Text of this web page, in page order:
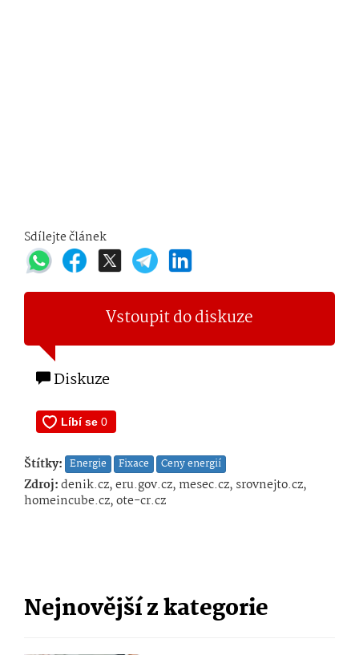
Sdílejte článek
Vstoupit do diskuze
Diskuze
Štítky: Energie Fixace Ceny energií
Zdroj:denik.cz, eru.gov.cz, mesec.cz, srovnejto.cz,
homeincube.cz, ote-cr.cz
Nejnovější z kategorie